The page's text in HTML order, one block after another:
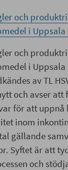
och
i
och
i
av TL
och avser
för att uppnå
inom
gällande
Syftet är att
och